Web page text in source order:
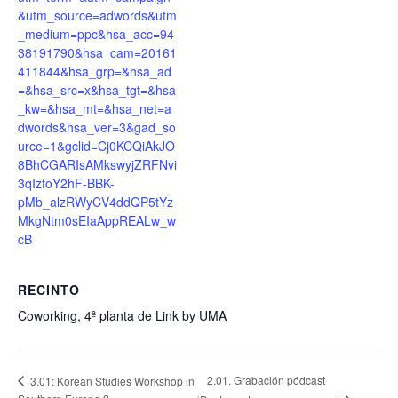
&utm_source=adwords&utm
_medium=ppc&hsa_acc=94
38191790&hsa_cam=20161
411844&hsa_grp=&hsa_ad
=&hsa_src=x&hsa_tgt=&hsa
_kw=&hsa_mt=&hsa_net=a
dwords&hsa_ver=3&gad_so
urce=1&gclid=Cj0KCQiAkJO
8BhCGARIsAMkswyjZRFNvi
3qIzfoY2hF-BBK-
pMb_alzRWyCV4ddQP5tYz
MkgNtm0sEIaAppREALw_w
cB
RECINTO
Coworking, 4ª planta de Link by UMA
3.01: Korean Studies Workshop in
2.01. Grabación pódcast